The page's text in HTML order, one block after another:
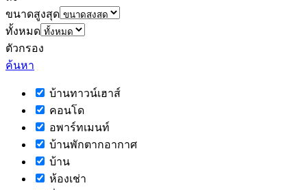
ขนาดสูงสุด
ทั้งหมด
ตัวกรอง
ค้นหา
บ้านทาวน์เฮาส์
คอนโด
อพาร์ทเมนท์
บ้านพักตากอากาศ
บ้าน
ห้องเช่า